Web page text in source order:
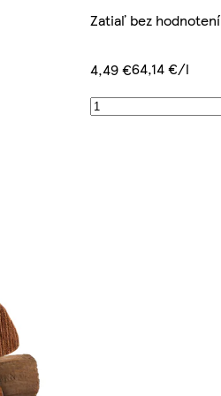
Zatiaľ bez hodnotení
4,49 €64,14 €/l